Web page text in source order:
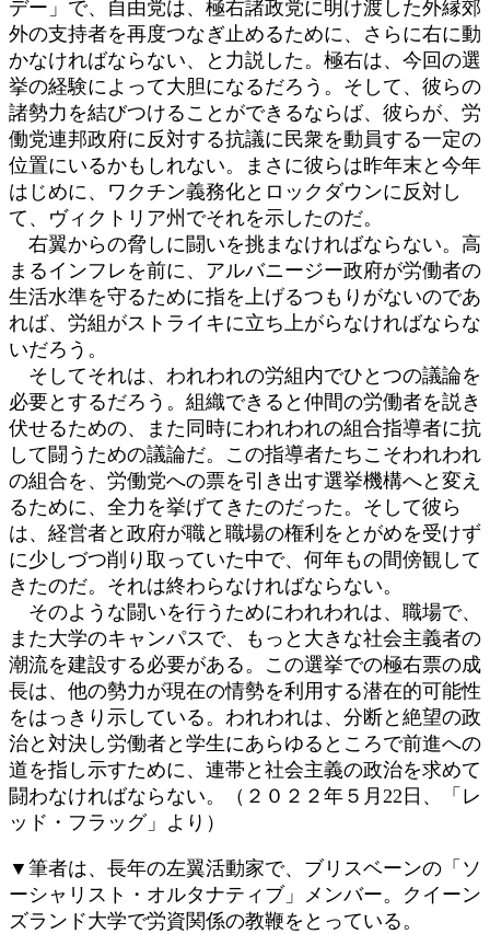
デー」で、自由党は、極右諸政党に明け渡した外縁郊
外の支持者を再度つなぎ止めるために、さらに右に動
かなければならない、と力説した。極右は、今回の選
挙の経験によって大胆になるだろう。そして、彼らの
諸勢力を結びつけることができるならば、彼らが、労
働党連邦政府に反対する抗議に民衆を動員する一定の
位置にいるかもしれない。まさに彼らは昨年末と今年
はじめに、ワクチン義務化とロックダウンに反対し
て、ヴィクトリア州でそれを示したのだ。
右翼からの脅しに闘いを挑まなければならない。高
まるインフレを前に、アルバニージー政府が労働者の
生活水準を守るために指を上げるつもりがないのであ
れば、労組がストライキに立ち上がらなければならな
いだろう。
そしてそれは、われわれの労組内でひとつの議論を
必要とするだろう。組織できると仲間の労働者を説き
伏せるための、また同時にわれわれの組合指導者に抗
して闘うための議論だ。この指導者たちこそわれわれ
の組合を、労働党への票を引き出す選挙機構へと変え
るために、全力を挙げてきたのだった。そして彼ら
は、経営者と政府が職と職場の権利をとがめを受けず
に少しづつ削り取っていた中で、何年もの間傍観して
きたのだ。それは終わらなければならない。
そのような闘いを行うためにわれわれは、職場で、
また大学のキャンパスで、もっと大きな社会主義者の
潮流を建設する必要がある。この選挙での極右票の成
長は、他の勢力が現在の情勢を利用する潜在的可能性
をはっきり示している。われわれは、分断と絶望の政
治と対決し労働者と学生にあらゆるところで前進への
道を指し示すために、連帯と社会主義の政治を求めて
闘わなければならない。（２０２２年５月22日、「レ
ッド・フラッグ」より）
▼筆者は、長年の左翼活動家で、ブリスベーンの「ソ
ーシャリスト・オルタナティブ」メンバー。クイーン
ズランド大学で労資関係の教鞭をとっている。